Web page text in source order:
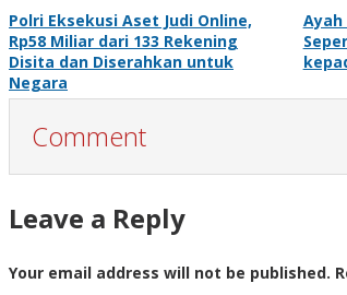
Polri Eksekusi Aset Judi Online,
Rp58 Miliar dari 133 Rekening
Disita dan Diserahkan untuk
Negara
Comment
Leave a Reply
Your email address will not be published.